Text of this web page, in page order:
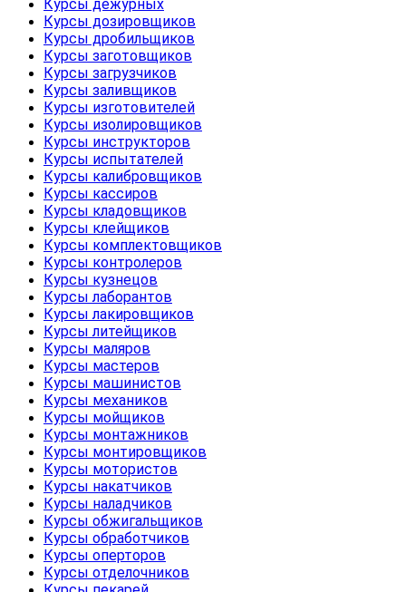
Курсы дежурных
Курсы дозировщиков
Курсы дробильщиков
Курсы заготовщиков
Курсы загрузчиков
Курсы заливщиков
Курсы изготовителей
Курсы изолировщиков
Курсы инструкторов
Курсы испытателей
Курсы калибровщиков
Курсы кассиров
Курсы кладовщиков
Курсы клейщиков
Курсы комплектовщиков
Курсы контролеров
Курсы кузнецов
Курсы лаборантов
Курсы лакировщиков
Курсы литейщиков
Курсы маляров
Курсы мастеров
Курсы машинистов
Курсы механиков
Курсы мойщиков
Курсы монтажников
Курсы монтировщиков
Курсы мотористов
Курсы накатчиков
Курсы наладчиков
Курсы обжигальщиков
Курсы обработчиков
Курсы оперторов
Курсы отделочников